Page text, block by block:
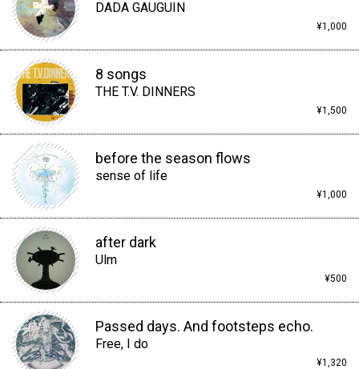
DADA GAUGUIN
¥1,000
8 songs
THE T.V. DINNERS
¥1,500
before the season flows
sense of life
¥1,000
after dark
Ulm
¥500
Passed days. And footsteps echo.
Free, I do
¥1,320